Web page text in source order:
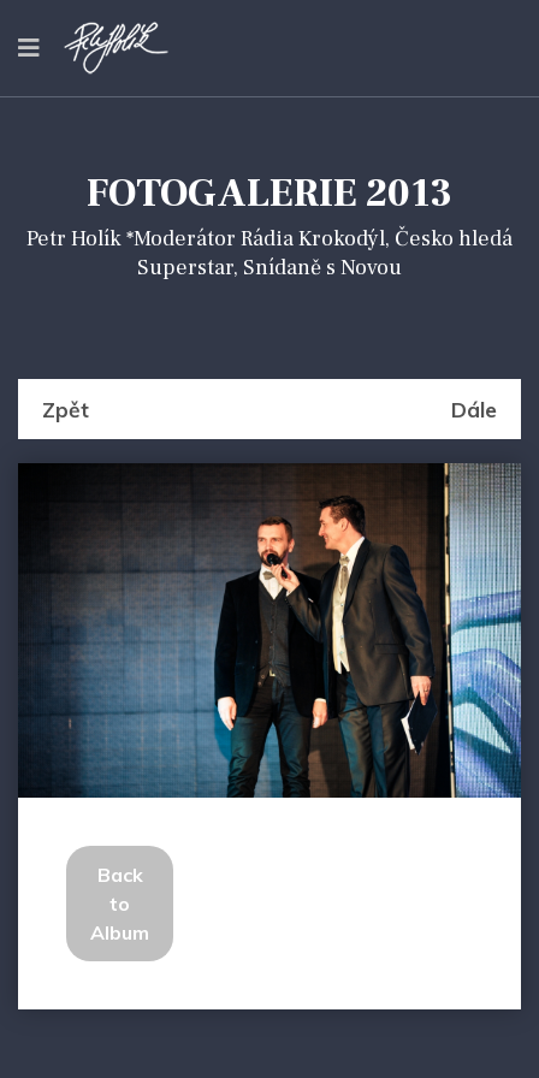
FOTOGALERIE 2013
Petr Holík *Moderátor Rádia Krokodýl, Česko hledá
Superstar, Snídaně s Novou
Zpět Dále
Back
to
Album